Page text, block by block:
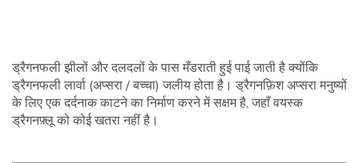
ड्रैगनफली झीलों और दलदलों के पास मँडराती हुई पाई जाती है क्योंकि
ड्रैगनफली लार्वा (अप्सरा / बच्चा) जलीय होता है। ड्रैगनफ़िश अप्सरा मनुष्यों
के लिए एक दर्दनाक काटने का निर्माण करने में सक्षम है, जहाँ वयस्क
ड्रैगनफ़्लू को कोई खतरा नहीं है।